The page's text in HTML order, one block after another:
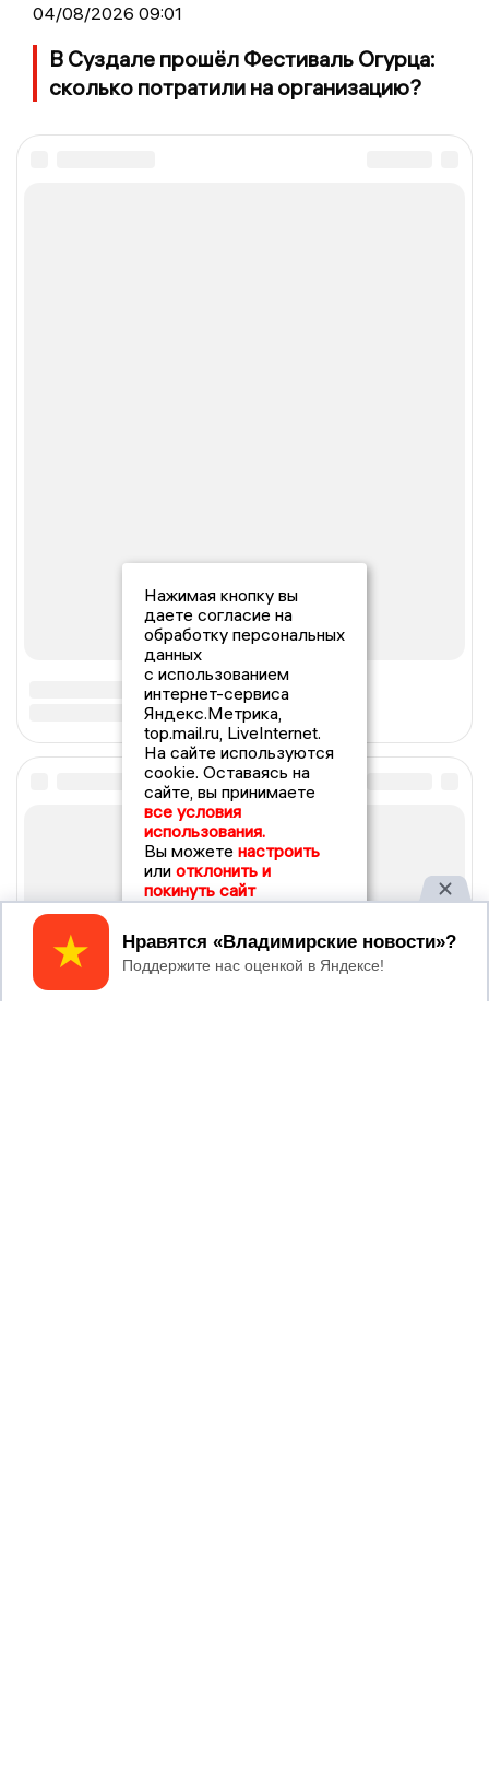
04/08/2026 09:01
В Суздале прошёл Фестиваль Огурца:
сколько потратили на организацию?
Нажимая кнопку вы
даете согласие на
обработку персональных
данных
с использованием
интернет-сервиса
Яндекс.Метрика,
top.mail.ru, LiveInternet.
На сайте используются
cookie. Оставаясь на
сайте, вы принимаете
все условия
использования.
Вы можете настроить
или отклонить и
покинуть сайт
Принять